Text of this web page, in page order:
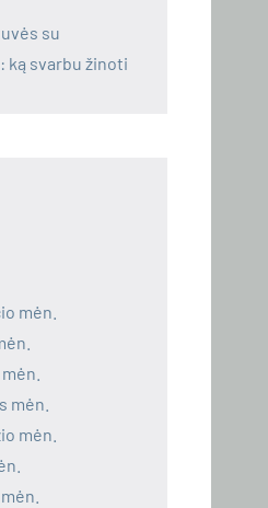
su
ką svarbu žinoti
mėn.
mėn.
mėn.